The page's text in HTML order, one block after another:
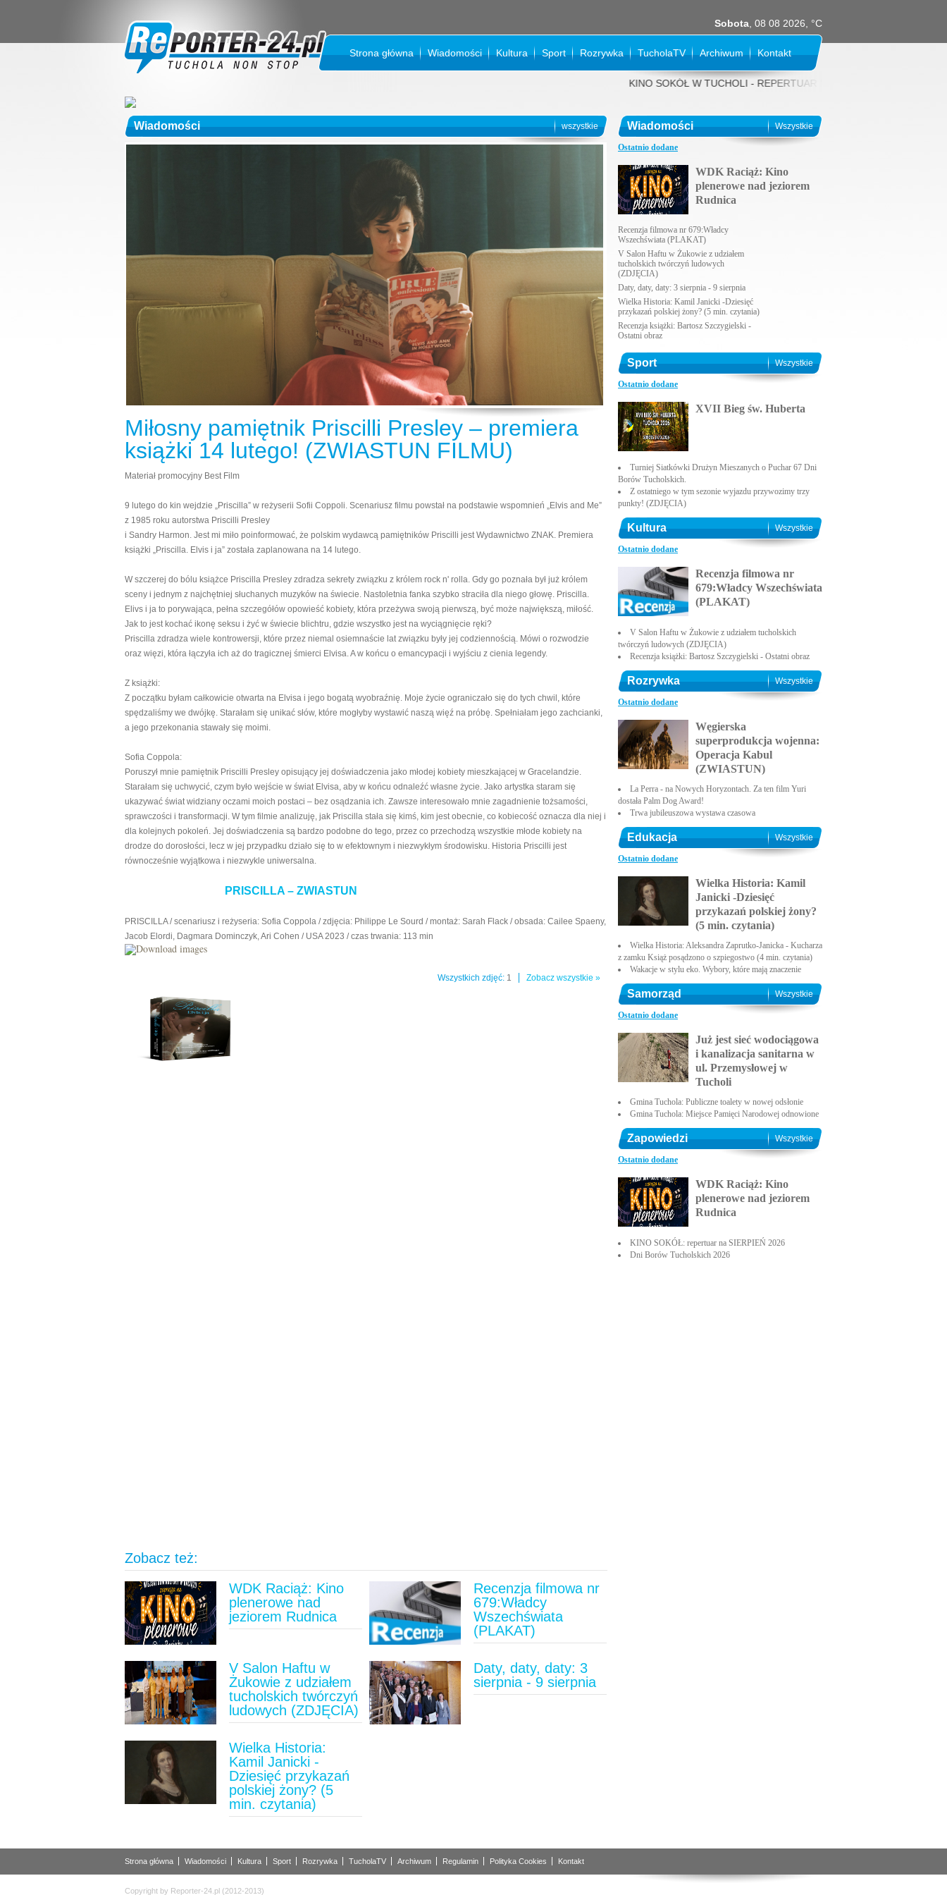
Sobota , 08 08 2026, °C
Strona główna Wiadomości Kultura Sport Rozrywka TucholaTV Archiwum Kontakt
KINO SOKÓŁ W TUCHOLI - REPERTUAR NA SIERPIEŃ 2026 rok: 31
Wiadomości wszystkie
Miłosny pamiętnik Priscilli Presley – premiera
książki 14 lutego! (ZWIASTUN FILMU)
Materiał promocyjny Best Film
9 lutego do kin wejdzie „Priscilla” w reżyserii Sofii Coppoli. Scenariusz filmu powstał na podstawie wspomnień „Elvis and Me”
z 1985 roku autorstwa Priscilli Presley
i Sandry Harmon. Jest mi miło poinformować, że polskim wydawcą pamiętników Priscilli jest Wydawnictwo ZNAK. Premiera
książki „Priscilla. Elvis i ja” została zaplanowana na 14 lutego.
W szczerej do bólu książce Priscilla Presley zdradza sekrety związku z królem rock n' rolla. Gdy go poznała był już królem
sceny i jednym z najchętniej słuchanych muzyków na świecie. Nastoletnia fanka szybko straciła dla niego głowę. Priscilla.
Elivs i ja to porywająca, pełna szczegółów opowieść kobiety, która przeżywa swoją pierwszą, być może największą, miłość.
Jak to jest kochać ikonę seksu i żyć w świecie blichtru, gdzie wszystko jest na wyciągnięcie ręki?
Priscilla zdradza wiele kontrowersji, które przez niemal osiemnaście lat związku były jej codziennością. Mówi o rozwodzie
oraz więzi, która łączyła ich aż do tragicznej śmierci Elvisa. A w końcu o emancypacji i wyjściu z cienia legendy.
Z książki:
Z początku byłam całkowicie otwarta na Elvisa i jego bogatą wyobraźnię. Moje życie ograniczało się do tych chwil, które
spędzaliśmy we dwójkę. Starałam się unikać słów, które mogłyby wystawić naszą więź na próbę. Spełniałam jego zachcianki,
a jego przekonania stawały się moimi.
Sofia Coppola:
Poruszył mnie pamiętnik Priscilli Presley opisujący jej doświadczenia jako młodej kobiety mieszkającej w Gracelandzie.
Starałam się uchwycić, czym było wejście w świat Elvisa, aby w końcu odnaleźć własne życie. Jako artystka staram się
ukazywać świat widziany oczami moich postaci – bez osądzania ich. Zawsze interesowało mnie zagadnienie tożsamości,
sprawczości i transformacji. W tym filmie analizuję, jak Priscilla stała się kimś, kim jest obecnie, co kobiecość oznacza dla niej i
dla kolejnych pokoleń. Jej doświadczenia są bardzo podobne do tego, przez co przechodzą wszystkie młode kobiety na
drodze do dorosłości, lecz w jej przypadku działo się to w efektownym i niezwykłym środowisku. Historia Priscilli jest
równocześnie wyjątkowa i niezwykle uniwersalna.
PRISCILLA – ZWIASTUN
PRISCILLA / scenariusz i reżyseria: Sofia Coppola / zdjęcia: Philippe Le Sourd / montaż: Sarah Flack / obsada: Cailee Spaeny,
Jacob Elordi, Dagmara Dominczyk, Ari Cohen / USA 2023 / czas trwania: 113 min
Zobacz wszystkie »
Wszystkich zdjęć: 1
Zobacz też:
WDK Raciąż: Kino
plenerowe nad
jeziorem Rudnica
Recenzja filmowa nr
679:Władcy
Wszechświata
(PLAKAT)
V Salon Haftu w
Żukowie z udziałem
tucholskich twórczyń
ludowych (ZDJĘCIA)
Daty, daty, daty: 3
sierpnia - 9 sierpnia
Wielka Historia:
Kamil Janicki -
Dziesięć przykazań
polskiej żony? (5
min. czytania)
Wiadomości Wszystkie
Ostatnio dodane
WDK Raciąż: Kino
plenerowe nad jeziorem
Rudnica
Recenzja filmowa nr 679:Władcy
Wszechświata (PLAKAT)
V Salon Haftu w Żukowie z udziałem
tucholskich twórczyń ludowych
(ZDJĘCIA)
Daty, daty, daty: 3 sierpnia - 9 sierpnia
Wielka Historia: Kamil Janicki -Dziesięć
przykazań polskiej żony? (5 min. czytania)
Recenzja książki: Bartosz Szczygielski -
Ostatni obraz
Sport Wszystkie
Ostatnio dodane
XVII Bieg św. Huberta
Turniej Siatkówki Drużyn Mieszanych o Puchar 67 Dni
Borów Tucholskich.
Z ostatniego w tym sezonie wyjazdu przywozimy trzy
punkty! (ZDJĘCIA)
Kultura Wszystkie
Ostatnio dodane
Recenzja filmowa nr
679:Władcy Wszechświata
(PLAKAT)
V Salon Haftu w Żukowie z udziałem tucholskich
twórczyń ludowych (ZDJĘCIA)
Recenzja książki: Bartosz Szczygielski - Ostatni obraz
Rozrywka Wszystkie
Ostatnio dodane
Węgierska
superprodukcja wojenna:
Operacja Kabul
(ZWIASTUN)
La Perra - na Nowych Horyzontach. Za ten film Yuri
dostała Palm Dog Award!
Trwa jubileuszowa wystawa czasowa
Edukacja Wszystkie
Ostatnio dodane
Wielka Historia: Kamil
Janicki -Dziesięć
przykazań polskiej żony?
(5 min. czytania)
Wielka Historia: Aleksandra Zaprutko-Janicka - Kucharza
z zamku Książ posądzono o szpiegostwo (4 min. czytania)
Wakacje w stylu eko. Wybory, które mają znaczenie
Samorząd Wszystkie
Ostatnio dodane
Już jest sieć wodociągowa
i kanalizacja sanitarna w
ul. Przemysłowej w
Tucholi
Gmina Tuchola: Publiczne toalety w nowej odsłonie
Gmina Tuchola: Miejsce Pamięci Narodowej odnowione
Zapowiedzi Wszystkie
Ostatnio dodane
WDK Raciąż: Kino
plenerowe nad jeziorem
Rudnica
KINO SOKÓŁ: repertuar na SIERPIEŃ 2026
Dni Borów Tucholskich 2026
Strona główna Wiadomości Kultura Sport Rozrywka TucholaTV Archiwum Regulamin Polityka Cookies Kontakt
Copyright by Reporter-24.pl (2012-2013)